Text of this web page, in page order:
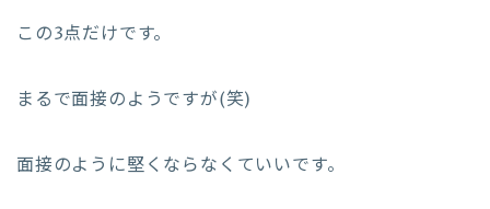
この3点だけです。
まるで面接のようですが(笑)
面接のように堅くならなくていいです。